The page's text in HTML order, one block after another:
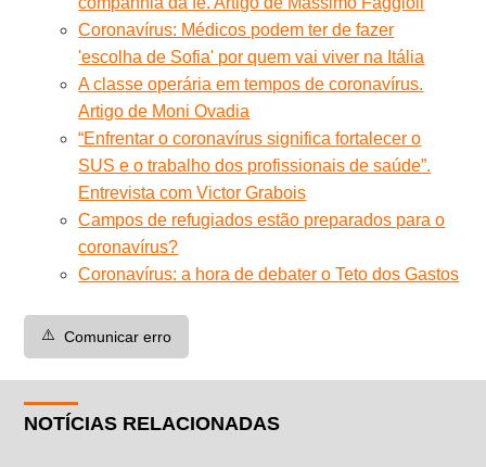
Coronavírus: Médicos podem ter de fazer
'escolha de Sofia' por quem vai viver na Itália
A classe operária em tempos de coronavírus.
Artigo de Moni Ovadia
“Enfrentar o coronavírus significa fortalecer o
SUS e o trabalho dos profissionais de saúde”.
Entrevista com Victor Grabois
Campos de refugiados estão preparados para o
coronavírus?
Coronavírus: a hora de debater o Teto dos Gastos
⚠️ Comunicar erro
NOTÍCIAS RELACIONADAS